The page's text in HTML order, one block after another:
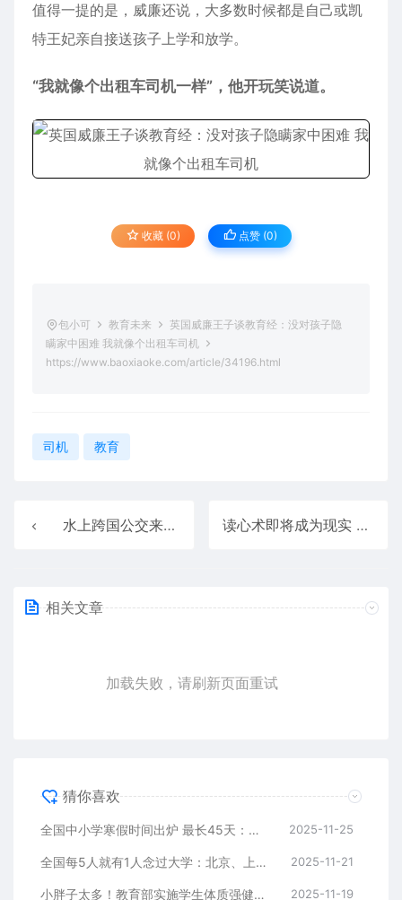
值得一提的是，威廉还说，大多数时候都是自己或凯
特王妃亲自接送孩子上学和放学。
“我就像个出租车司机一样”，他开玩笑说道。
收藏 (0) 点赞 (0)
包小可 教育未来
英国威廉王子谈教育经：没对孩子隐
瞒家中困难 我就像个出租车司机
https://www.baoxiaoke.com/article/34196.html
司机 教育
水上跨国公交来了！坐气垫船5分钟可直达俄罗斯 读心术即将成为现实 科学家成功将脑电波转化为文字
相关文章
加载失败，请刷新页面重试
猜你喜欢
全国中小学寒假时间出炉 最长45天：家长吵翻了 放假太长耽误孩子学习吗 2025-11-25
全国每5人就有1人念过大学：北京、上海、天津人口学历最高！ 2025-11-21
小胖子太多！教育部实施学生体质强健计划：中小学生每天体育课不低于2小时 2025-11-19